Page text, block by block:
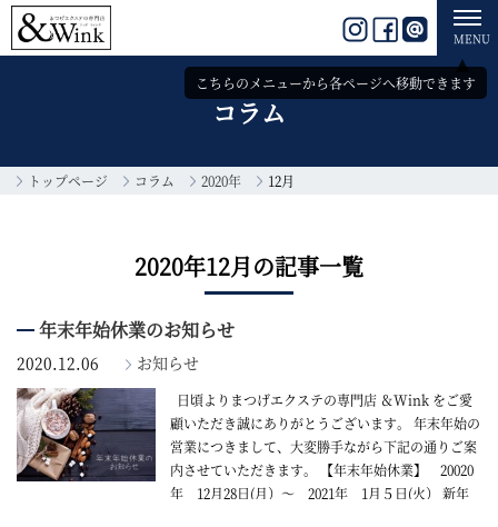
Instagramfacebook
line
コラム
トップページ コラム 2020年 12月
2020年12月の記事一覧
年末年始休業のお知らせ
2020.12.06 お知らせ
日頃よりまつげエクステの専門店 ＆Wink をご愛
顧いただき誠にありがとうございます。 年末年始の
営業につきまして、大変勝手ながら下記の通りご案
内させていただきます。 【年末年始休業】 20020
年 12月28日(月）～ 2021年 1月５日(火） 新年
MENU
こちらのメニューから各ページへ移動できます